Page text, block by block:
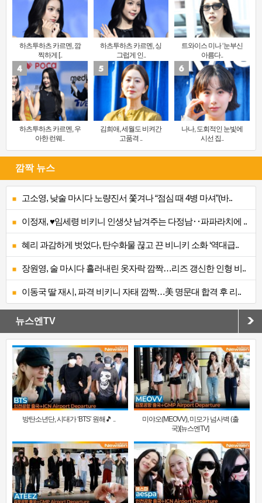
하츠투하츠 카르멘, 깜
찍하게 [..
하츠투하츠 카르멘, 싱
그럽게 인..
트와이스 미나 ‘눈부신
아름다..
하츠투하츠 카르멘, 우
아한 런웨..
김희애, 세월도 비켜간
고품격 ..
나나, 도회적인 눈빛에
시선 집..
깜짝 뉴스
고소영, 낮술 마시다 노량진서 쫓겨나 “점심 때 4병 마셔”(바..
이정재, ♥임세령 비키니 인생샷 남겨주는 다정남‥파파라치에 ..
혜리 과감하게 벗었다, 탄수화물 끊고 끈 비니키 소화 ‘역대급..
장원영, 술 마시다 흘러내린 옷자락 깜짝…리즈 갱신한 인형 비..
이동국 딸 재시, 파격 비키니 자태 깜짝…美 명문대 합격 후 리..
뉴스엔TV
방탄소년단, 시대가 ‘BTS’ 원해🎵 ..
미야오(MEOVV), 미모가 넘사벽 (출
국)[뉴스엔TV]